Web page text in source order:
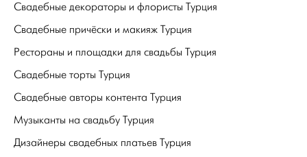
Свадебные декораторы и флористы Турция
Свадебные причёски и макияж Турция
Рестораны и площадки для свадьбы Турция
Свадебные торты Турция
Свадебные авторы контента Турция
Музыканты на свадьбу Турция
Дизайнеры свадебных платьев Турция